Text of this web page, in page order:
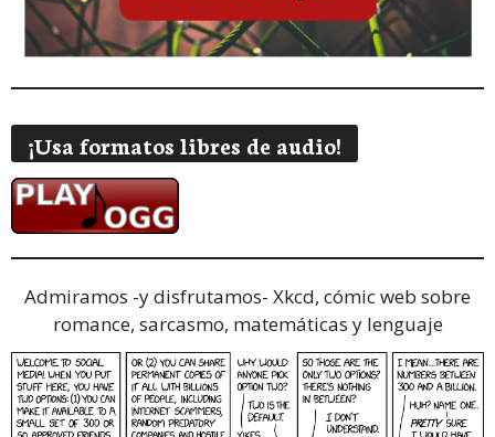
¡Usa formatos libres de audio!
Admiramos -y disfrutamos- Xkcd, cómic web sobre
romance, sarcasmo, matemáticas y lenguaje